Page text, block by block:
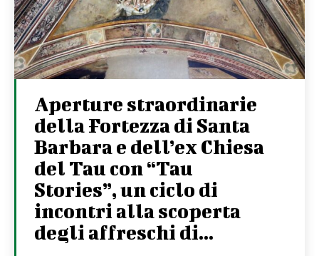
Aperture straordinarie
della Fortezza di Santa
Barbara e dell’ex Chiesa
del Tau con “Tau
Stories”, un ciclo di
incontri alla scoperta
degli affreschi di...